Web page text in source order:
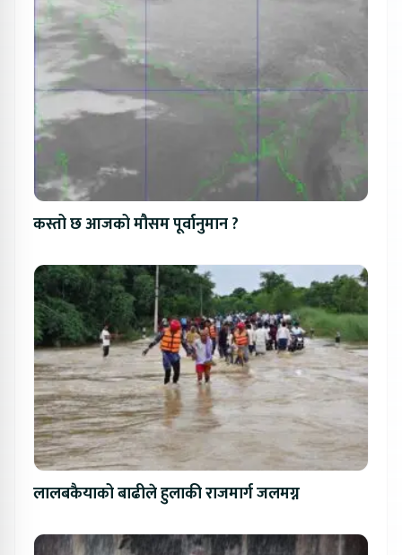
कस्तो छ आजको मौसम पूर्वानुमान ?
लालबकैयाको बाढीले हुलाकी राजमार्ग जलमग्न